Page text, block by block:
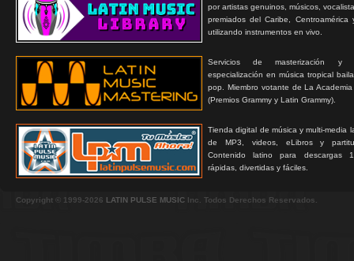
por artistas genuinos, músicos,
premiados del Caribe, Centroamérica
utilizando instrumentos en vivo.
Servicios de masterización y
especialización en música tropical
pop. Miembro votante de La
(Premios Grammy y Latin Grammy).
Tienda digital de música y multi-media
de MP3, videos, eLibros y
Contenido latino para descargas
rápidas, divertidas y fáciles.
Copyright © 1999-2026 LATIN PULSE MUSIC Inc. Todos Derechos Reservados.